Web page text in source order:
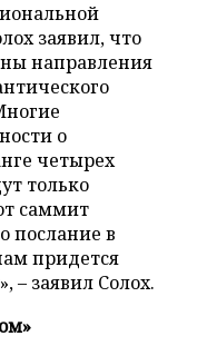
заявил, что
направления
о
четырех
только
саммит
послание в
придется
заявил Солох.